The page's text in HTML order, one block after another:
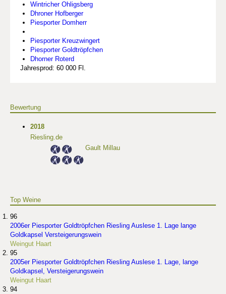
Wintricher Ohligsberg
Dhroner Hofberger
Piesporter Domherr
Piesporter Kreuzwingert
Piesporter Goldtröpfchen
Dhorner Roterd
Jahresprod: 60 000 Fl.
Bewertung
2018
Riesling.de
Gault Millau
Top Weine
96
2006er Piesporter Goldtröpfchen Riesling Auslese 1. Lage lange
Goldkapsel Versteigerungswein
Weingut Haart
95
2005er Piesporter Goldtröpfchen Riesling Auslese 1. Lage, lange
Goldkapsel, Versteigerungswein
Weingut Haart
94